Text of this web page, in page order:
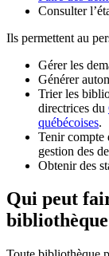
Consulter
Ils permettent au
Gérer les
Générer
Trier les
directrices du
québécoises.
Tenir compte
gestion des
Obtenir des
Qui peut